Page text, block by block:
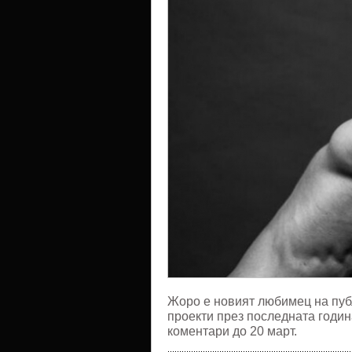
Жоро е новият любимец на
проекти през последната
коментари до 20 март.